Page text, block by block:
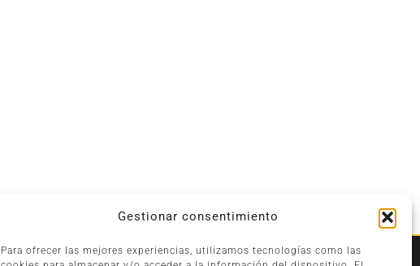
Gestionar consentimiento
Para ofrecer las mejores experiencias, utilizamos tecnologías como las